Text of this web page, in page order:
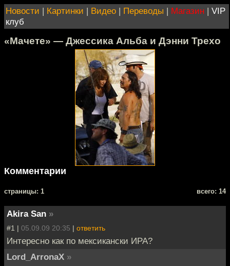
Новости | Картинки | Видео | Переводы | Магазин | VIP
клуб
«Мачете» — Джессика Альба и Дэнни Трехо
Комментарии
cтраницы: 1 всего: 14
Akira San »
#1 | 05.09.09 20:35 | ответить
Интересно как по мексикански ИРА?
Lord_ArronaX »